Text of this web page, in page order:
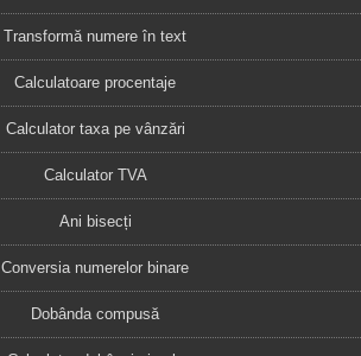
Transformă numere în text
Calculatoare procentaje
Calculator taxa pe vânzări
Calculator TVA
Ani bisecți
Conversia numerelor binare
Dobânda compusă